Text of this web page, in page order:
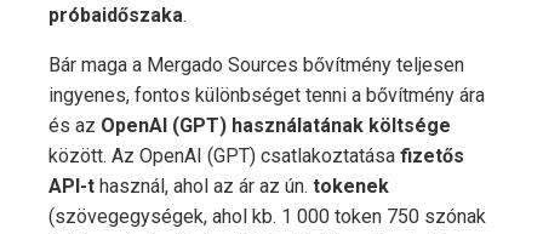
próbaidőszaka.
Bár maga a Mergado Sources bővítmény teljesen
ingyenes, fontos különbséget tenni a bővítmény ára
és az OpenAI (GPT) használatának költsége
között. Az OpenAI (GPT) csatlakoztatása fizetős
API-t használ, ahol az ár az ún. tokenek
(szövegegységek, ahol kb. 1 000 token 750 szónak